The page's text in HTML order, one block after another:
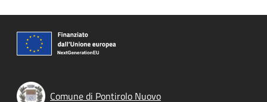
Comune di Pontirolo Nuovo